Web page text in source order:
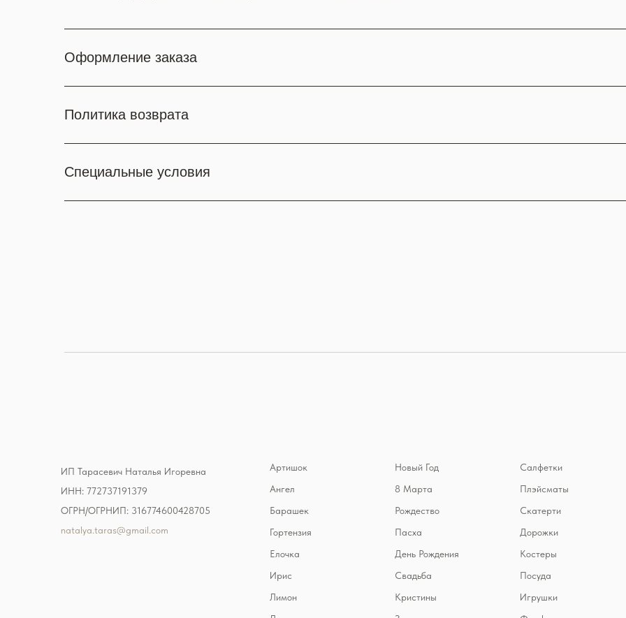
Оформление заказа
Политика возврата
Специальные условия
ИП Тарасевич Наталья Игоревна
ИНН: 772737191379
ОГРН/ОГРНИП: 316774600428705
natalya.taras@gmail.com
Артишок
Ангел
Барашек
Гортензия
Елочка
Ирис
Лимон
Новый Год
8 Марта
Рождество
Пасха
День Рождения
Свадьба
Кристины
Салфетки
Плэйсматы
Скатерти
Дорожки
Костеры
Посуда
Игрушки